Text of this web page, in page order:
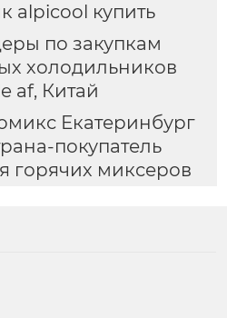
alpicool купить
по закупкам
холодильников
af, Китай
Екатеринбург
покупатель
горячих миксеров